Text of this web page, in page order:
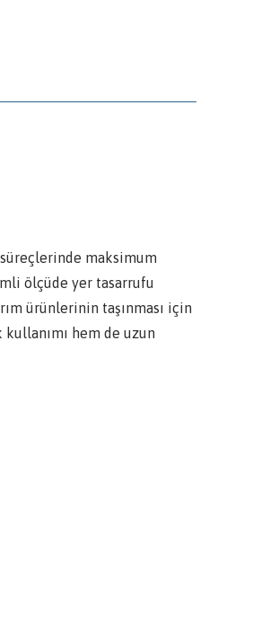
maksimum
ölçüde yer tasarrufu
ürünlerinin taşınması için
hem de uzun